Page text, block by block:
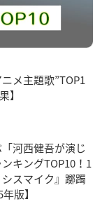
メ主題歌”TOP1
】
河西健吾が演じ
キングTOP10！1
スマイク』躑躅
版】